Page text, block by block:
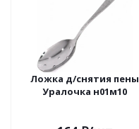
Ложка д/снятия пены
Уралочка н01м10